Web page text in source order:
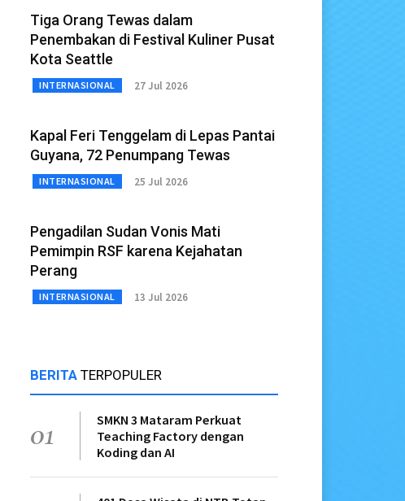
Tiga Orang Tewas dalam
Penembakan di Festival Kuliner Pusat
Kota Seattle
INTERNASIONAL 27 Jul 2026
Kapal Feri Tenggelam di Lepas Pantai
Guyana, 72 Penumpang Tewas
INTERNASIONAL 25 Jul 2026
Pengadilan Sudan Vonis Mati
Pemimpin RSF karena Kejahatan
Perang
INTERNASIONAL 13 Jul 2026
BERITA TERPOPULER
01
SMKN 3 Mataram Perkuat
Teaching Factory dengan
Koding dan AI